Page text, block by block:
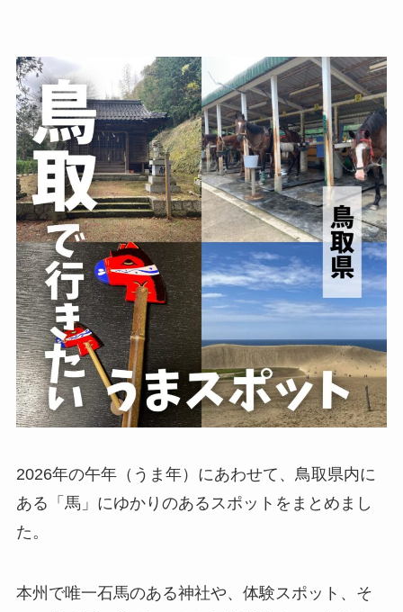
2026年の午年（うま年）にあわせて、鳥取県内に
ある「馬」にゆかりのあるスポットをまとめまし
た。
本州で唯一石馬のある神社や、体験スポット、そ